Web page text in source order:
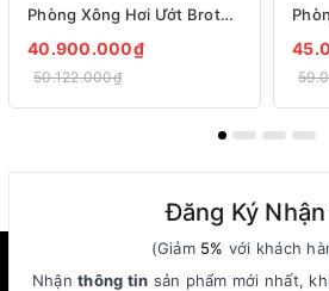
Phòng Xông Hơi Ướt Brother PDM 17
40.900.000₫
50.122.000₫
Đăng Ký
(Giảm 5% với khách
Nhận thông tin sản phẩm mới nhất,